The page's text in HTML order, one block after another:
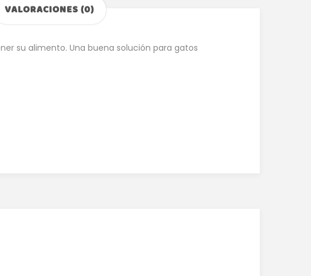
VALORACIONES (0)
su alimento. Una buena solución para gatos